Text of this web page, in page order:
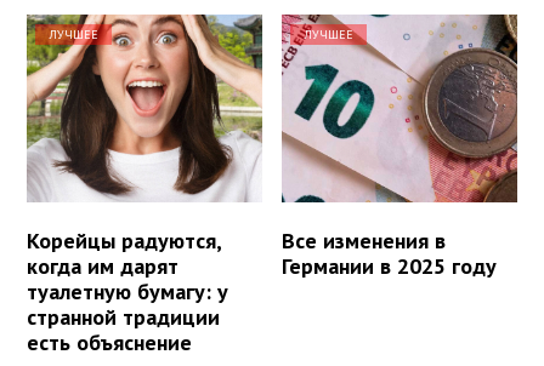
ЛУЧШЕЕ
Корейцы радуются,
когда им дарят
туалетную бумагу: у
странной традиции
есть объяснение
ЛУЧШЕЕ
Все изменения в
Германии в 2025 году